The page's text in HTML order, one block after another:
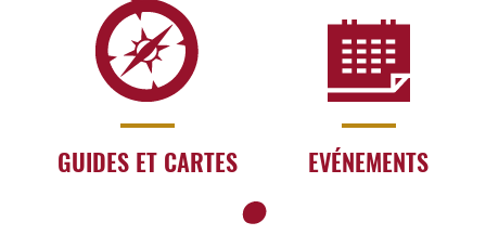
GUIDES ET CARTES EVÉNEMENTS